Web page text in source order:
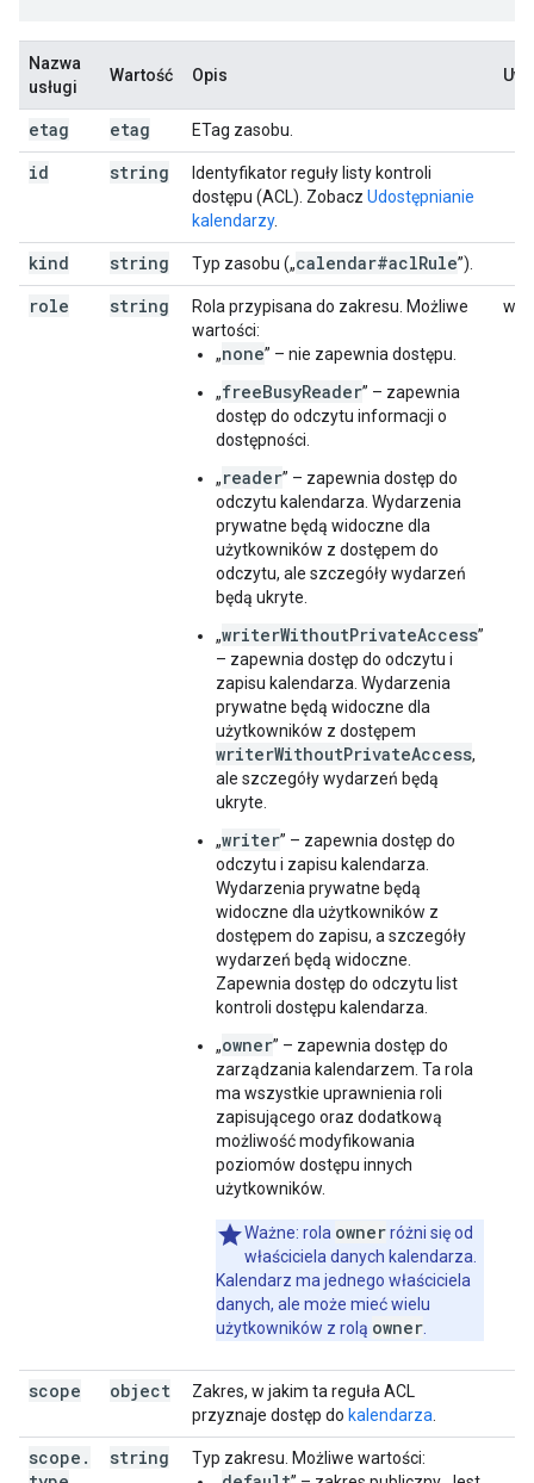
Nazwa
usługi
Wartość Opis
etag etag ETag zasobu.
id string
Identyfikator reguły listy kontroli
dostępu (ACL). Zobacz Udostępnianie
kalendarzy.
kind string Typ zasobu („calendar#aclRule”).
role string
Rola przypisana do zakresu. Możliwe
wartości:
„none” – nie zapewnia dostępu.
„freeBusyReader” – zapewnia
dostęp do odczytu informacji o
dostępności.
„reader” – zapewnia dostęp do
odczytu kalendarza. Wydarzenia
prywatne będą widoczne dla
użytkowników z dostępem do
odczytu, ale szczegóły wydarzeń
będą ukryte.
„writerWithoutPrivateAccess”
– zapewnia dostęp do odczytu i
zapisu kalendarza. Wydarzenia
prywatne będą widoczne dla
użytkowników z dostępem
writerWithoutPrivateAccess,
ale szczegóły wydarzeń będą
ukryte.
„writer” – zapewnia dostęp do
odczytu i zapisu kalendarza.
Wydarzenia prywatne będą
widoczne dla użytkowników z
dostępem do zapisu, a szczegóły
wydarzeń będą widoczne.
Zapewnia dostęp do odczytu list
kontroli dostępu kalendarza.
„owner” – zapewnia dostęp do
zarządzania kalendarzem. Ta rola
ma wszystkie uprawnienia roli
zapisującego oraz dodatkową
możliwość modyfikowania
poziomów dostępu innych
użytkowników.
Ważne: rola ownerróżni się od
właściciela danych kalendarza.
Kalendarz ma jednego właściciela
danych, ale może mieć wielu
użytkowników z rolą owner
scope object
Zakres, w jakim ta reguła ACL
przyznaje dostęp do kalendarza
scope .
string
Typ zakresu. Możliwe wartości: